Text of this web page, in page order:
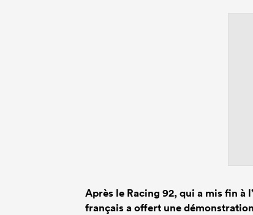
Après le Racing 92, qui a mis fin à
français a offert une